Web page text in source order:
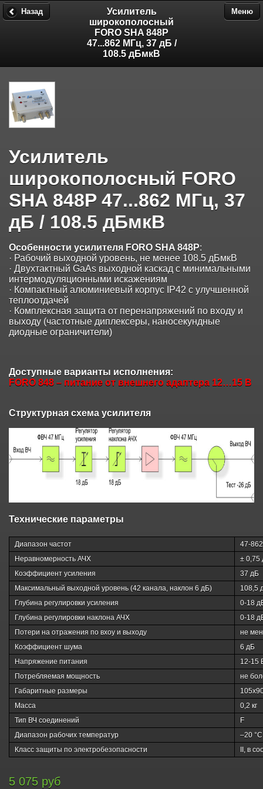
Усилитель
широкополосный
FORO SHA 848P
47...862 МГц, 37 дБ /
108.5 дБмкВ
Назад Меню
Усилитель
широкополосный FORO
SHA 848P 47...862 МГц, 37
дБ / 108.5 дБмкВ
Особенности усилителя FORO SHA 848P:
· Рабочий выходной уровень, не менее 108.5 дБмкВ
· Двухтактный GaAs выходной каскад с минимальными
интермодуляционными искажениям
· Компактный алюминиевый корпус IP42 с улучшенной
теплоотдачей
· Комплексная защита от перенапряжений по входу и
выходу (частотные диплексеры, наносекундные
диодные ограничители)
Доступные варианты исполнения:
FORO 848 – питание от внешнего адаптера 12…15 В
Структурная схема усилителя
Технические параметры
Диапазон частот
47-
Неравномерность АЧХ
± 0,75
Коэффициент усиления
37 дБ
Максимальный выходной уровень (42 канала, наклон 6 дБ)
108,5
Глубина регулировки усиления
0-18
Глубина регулировки наклона АЧХ
0-18
Потери на отражения по вхоу и выходу
не
Коэффициент шума
6 дБ
Напряжение питания
12-15
Потребляемая мощность
не
Габаритные размеры
Масса
0,2 кг
Тип ВЧ соединений
F
Диапазон рабочих температур
–20
Класс защиты по электробезопасности
II, в
5 075 руб